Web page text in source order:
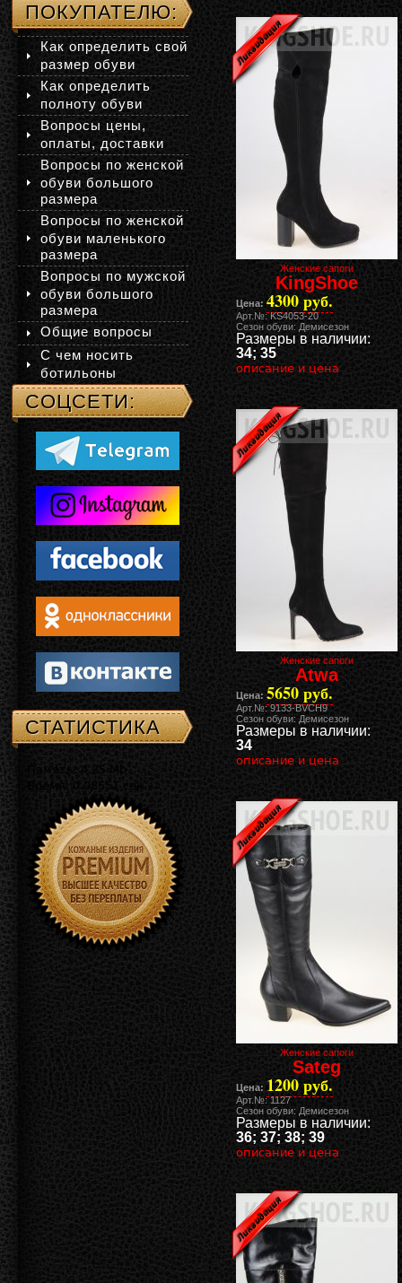
Женские сапоги
KingShoe
Цена: 4300 руб.
Арт.№: KS4053-20
Сезон обуви: Демисезон
Размеры в наличии:
34; 35
описание и цена
Женские сапоги
Atwa
Цена: 5650 руб.
Арт.№: 9133-BVCH9
Сезон обуви: Демисезон
Размеры в наличии:
34
описание и цена
Женские сапоги
Sateg
Цена: 1200 руб.
Арт.№: 1127
Сезон обуви: Демисезон
Размеры в наличии:
36; 37; 38; 39
описание и цена
ПОКУПАТЕЛЮ:
Как определить свой
размер обуви
Как определить
полноту обуви
Вопросы цены,
оплаты, доставки
Вопросы по женской
обуви большого
размера
Вопросы по женской
обуви маленького
размера
Вопросы по мужской
обуви большого
размера
Общие вопросы
С чем носить
ботильоны
СОЦСЕТИ:
СТАТИСТИКА
Память: 4.25 Mb
Время: 0.08551 сек.